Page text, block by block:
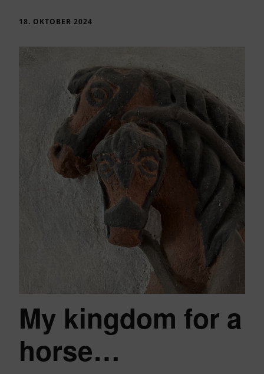
18. OKTOBER 2024
My kingdom for a
horse…